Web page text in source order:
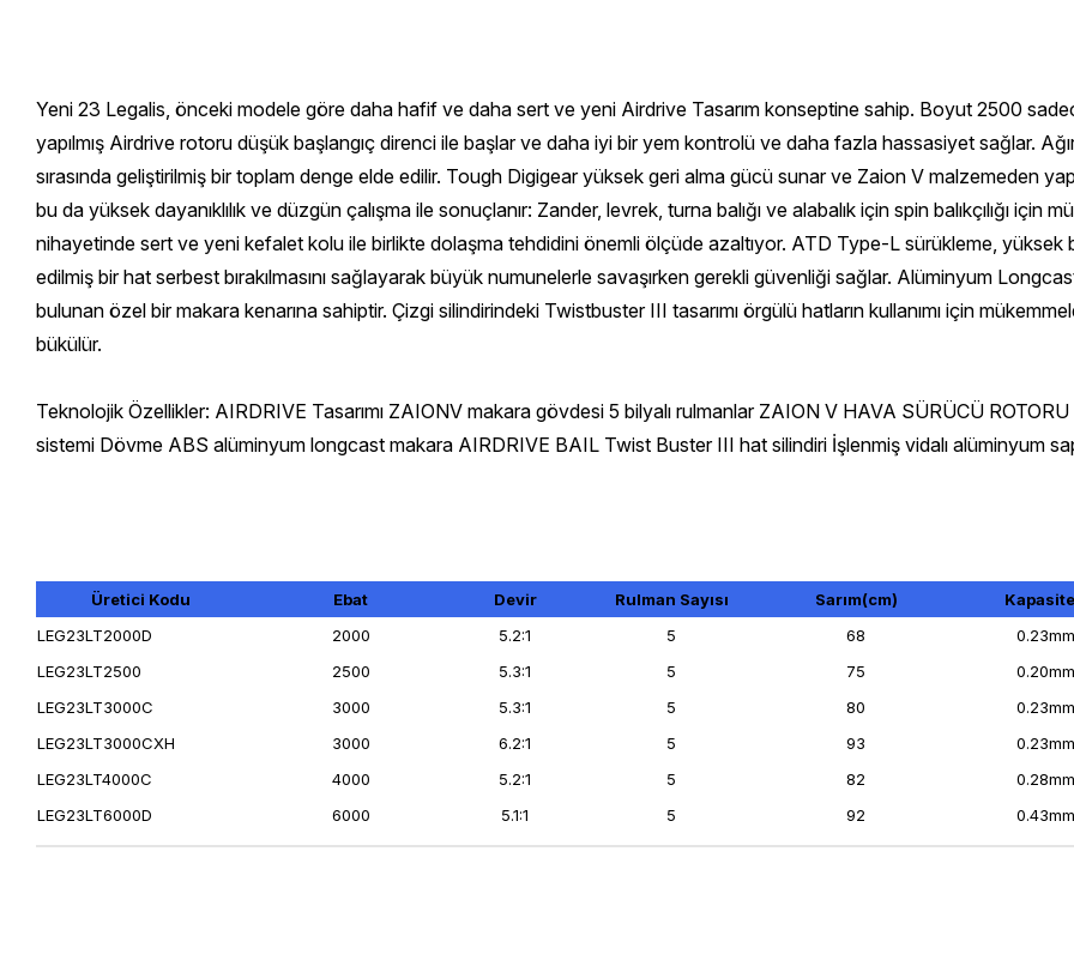
Yeni 23 Legalis, önceki modele göre daha hafif ve daha sert ve yeni Airdrive Tasarım konseptine sahip. Boyut 2500
yapılmış Airdrive rotoru düşük başlangıç direnci ile başlar ve daha iyi bir yem kontrolü ve daha fazla hassasiyet sağlar.
sırasında geliştirilmiş bir toplam denge elde edilir. Tough Digigear yüksek geri alma gücü sunar ve Zaion V malzemeden
bu da yüksek dayanıklılık ve düzgün çalışma ile sonuçlanır: Zander, levrek, turna balığı ve alabalık için spin balıkçılığı
nihayetinde sert ve yeni kefalet kolu ile birlikte dolaşma tehdidini önemli ölçüde azaltıyor. ATD Type-L sürükleme, yüksek
edilmiş bir hat serbest bırakılmasını sağlayarak büyük numunelerle savaşırken gerekli güvenliği sağlar. Alüminyum
bulunan özel bir makara kenarına sahiptir. Çizgi silindirindeki Twistbuster III tasarımı örgülü hatların kullanımı için
bükülür.
Teknolojik Özellikler: AIRDRIVE Tasarımı ZAIONV makara gövdesi 5 bilyalı rulmanlar ZAION V HAVA SÜRÜCÜ
sistemi Dövme ABS alüminyum longcast makara AIRDRIVE BAIL Twist Buster III hat silindiri İşlenmiş vidalı alüminyum
Üretici Kodu Ebat Devir Rulman Sayısı Sarım(cm)
LEG23LT2000D
2000 5.2:1 5 68
LEG23LT2500
2500 5.3:1 5 75
LEG23LT3000C
3000 5.3:1 5 80
LEG23LT3000CXH
3000 6.2:1 5 93
LEG23LT4000C
4000 5.2:1 5 82
LEG23LT6000D
6000 5.1:1 5 92